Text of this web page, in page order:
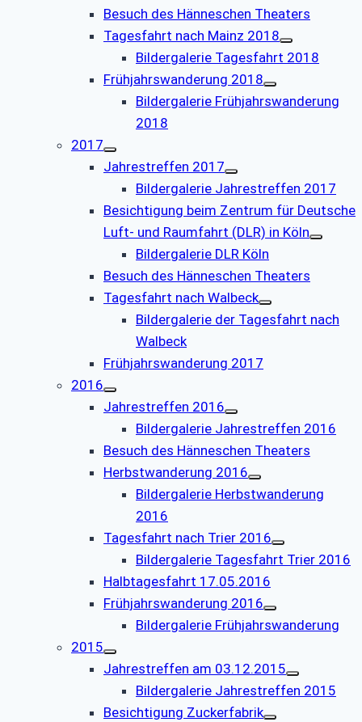
Besuch des Hänneschen Theaters
Tagesfahrt nach Mainz 2018
Bildergalerie Tagesfahrt 2018
Frühjahrswanderung 2018
Bildergalerie Frühjahrswanderung
2018
2017
Jahrestreffen 2017
Bildergalerie Jahrestreffen 2017
Besichtigung beim Zentrum für Deutsche
Luft- und Raumfahrt (DLR) in Köln
Bildergalerie DLR Köln
Besuch des Hänneschen Theaters
Tagesfahrt nach Walbeck
Bildergalerie der Tagesfahrt nach
Walbeck
Frühjahrswanderung 2017
2016
Jahrestreffen 2016
Bildergalerie Jahrestreffen 2016
Besuch des Hänneschen Theaters
Herbstwanderung 2016
Bildergalerie Herbstwanderung
2016
Tagesfahrt nach Trier 2016
Bildergalerie Tagesfahrt Trier 2016
Halbtagesfahrt 17.05.2016
Frühjahrswanderung 2016
Bildergalerie Frühjahrswanderung
2015
Jahrestreffen am 03.12.2015
Bildergalerie Jahrestreffen 2015
Besichtigung Zuckerfabrik